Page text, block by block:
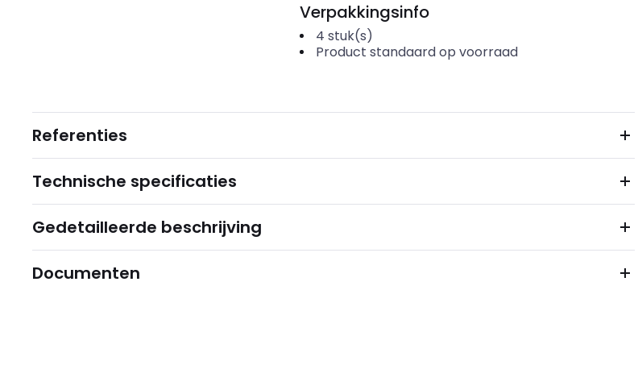
Verpakkingsinfo
4 stuk(s)
Product standaard op voorraad
Referenties
Technische specificaties
Gedetailleerde beschrijving
Documenten